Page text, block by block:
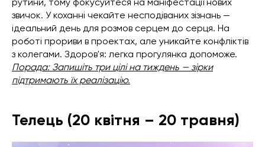
рутини, тому фокусуйтеся на маніфестації нових
звичок. У коханні чекайте несподіваних зізнань —
ідеальний день для розмов серцем до серця. На
роботі прориви в проектах, але уникайте конфліктів
з колегами. Здоров'я: легка прогулянка допоможе.
Порада: Запишіть три цілі на тиждень — зірки
підтримають їх реалізацію.
Телець (20 квітня – 20 травня)